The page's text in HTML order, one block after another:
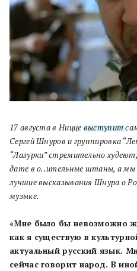
17 августа в Ницце выступит
Сергей Шнуров и группировка
“Лазурки” стремительно
дате в о..ительные штаны, а
лучшие высказывания Шнура о
музыке.
«Мне было бы невозможно
как я существую в
актуальный русский язык.
сейчас говорит народ. В